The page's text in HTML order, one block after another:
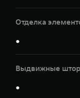
Отделка
●
Выдвижные
●